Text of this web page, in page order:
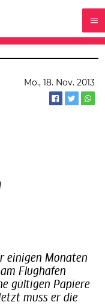
Mo., 18. Nov. 2013
Flughafen
gültigen Papiere
muss er die